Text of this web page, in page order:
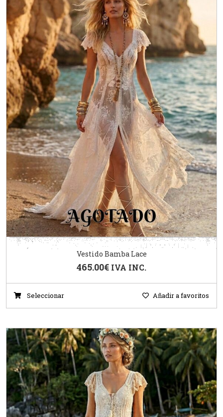
Vestido Bamba Lace
465.00€ IVA INC.
Seleccionar Añadir a favoritos